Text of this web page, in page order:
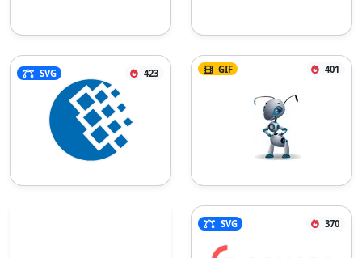
SVG 423 GIF 401
SVG 370